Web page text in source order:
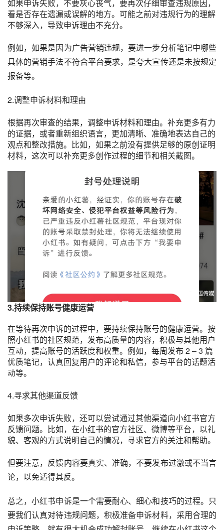
如果申诉失败，不要灰心丧气，要再次仔细审查违规原因，
看是否存在遗漏或误解的地方。可能之前对违规行为的理解
不够深入，导致申诉理由不充分。
例如，如果是因为广告营销违规，要进一步分析笔记中哪些
具体的营销手法不符合平台要求，是夸大宣传还是未按规定
报备等。
2.调整申诉材料和理由
根据再次审查的结果，调整申诉材料和理由。补充更多有力
的证据，或者重新组织语言，更加清晰、准确地表达自己的
观点和整改措施。比如，如果之前没有提供足够的原创证明
材料，这次可以补充更多创作过程的细节和相关截图。
3.持续保持账号健康运营
在等待再次申诉的过程中，要持续保持账号的健康运营。按
照小红书的社区规范，发布高质量的内容，积极与其他用户
互动，提高账号的活跃度和权重。例如，每周发布 2 – 3 篇
优质笔记，认真回复用户的评论和私信，参与平台的话题活
动等。
4.寻求其他渠道反馈
如果多次申诉失败，还可以尝试通过其他渠道向小红书官方
反馈问题。比如，在小红书的官方社区、微博等平台，以礼
貌、客观的方式说明自己的情况，寻求官方的关注和帮助。
但要注意，反馈内容要真实、准确，不要发布过激或不当言
论，以免适得其反。
总之，小红书申诉是一个需要耐心、细心和技巧的过程。只
要我们认真对待违规问题，积极准备申诉材料，采用合理的